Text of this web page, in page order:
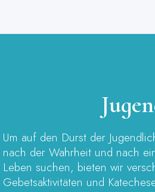
Um auf den Durst der
nach der Wahrheit und nach
Leben suchen, bieten wir
Gebetsaktivitäten und